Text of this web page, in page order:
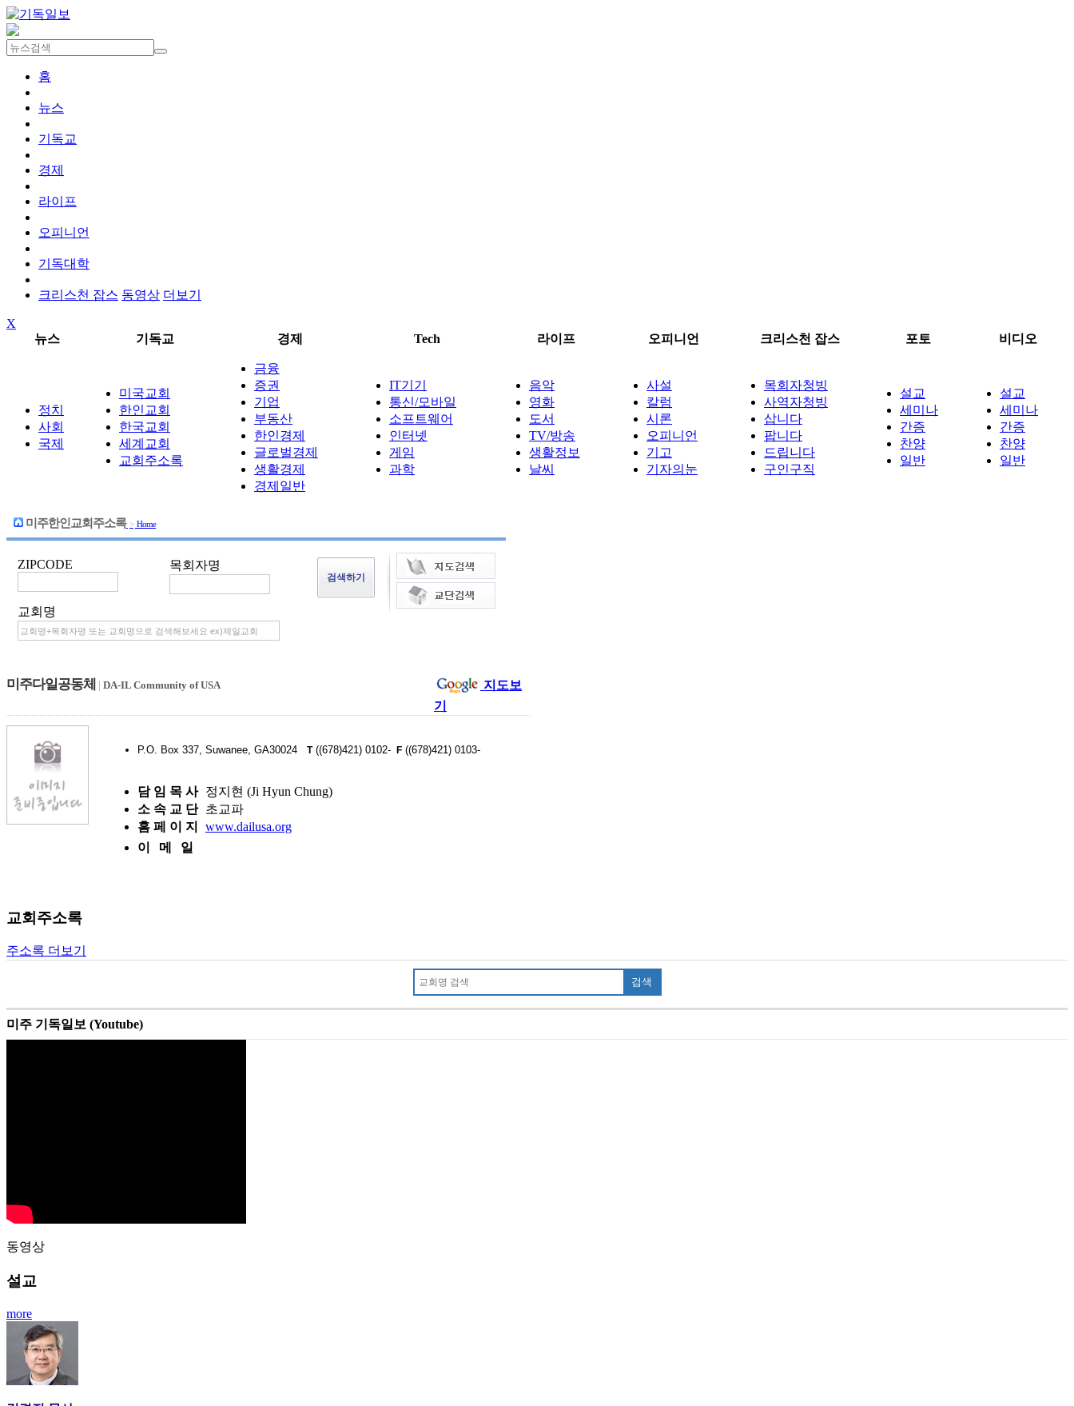
홈
뉴스
기독교
경제
라이프
오피니언
기독대학
크리스천 잡스 동영상 더보기
X
뉴스
기독교 경제 Tech 라이프 오피니언 크리스천 잡스 포토 비디오
정치
사회
국제
미국교회
한인교회
한국교회
세계교회
교회주소록
금융
증권
기업
부동산
한인경제
글로벌경제
생활경제
경제일반
IT기기
통신/모바일
소프트웨어
인터넷
게임
과학
음악
영화
도서
TV/방송
생활정보
날씨
사설
칼럼
시론
오피니언
기고
기자의눈
목회자청빙
사역자청빙
삽니다
팝니다
드립니다
구인구직
설교
세미나
간증
찬양
일반
설교
세미나
간증
찬양
일반
미주한인교회주소록 > Home
ZIPCODE 목회자명
교회명
미주다일공동체 | DA-IL Community of USA
지도보
기
P.O. Box 337, Suwanee, GA30024 T((678)421) 0102- F ((678)421) 0103-
담 임 목 사 정지현 (Ji Hyun Chung)
소 속 교 단 초교파
홈 페 이 지
www.dailusa.org
이 메 일
교회주소록
주소록 더보기
검색
미주 기독일보 (Youtube)
동영상
설교
more